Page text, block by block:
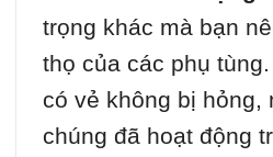
trọng khác mà bạn
thọ của các phụ
có vẻ không bị hỏng,
chúng đã hoạt động